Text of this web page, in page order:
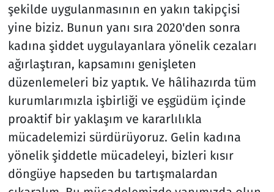
şekilde uygulanmasının en yakın takipçisi
yine biziz. Bunun yanı sıra 2020'den sonra
kadına şiddet uygulayanlara yönelik cezaları
ağırlaştıran, kapsamını genişleten
düzenlemeleri biz yaptık. Ve hâlihazırda tüm
kurumlarımızla işbirliği ve eşgüdüm içinde
proaktif bir yaklaşım ve kararlılıkla
mücadelemizi sürdürüyoruz. Gelin kadına
yönelik şiddetle mücadeleyi, bizleri kısır
döngüye hapseden bu tartışmalardan